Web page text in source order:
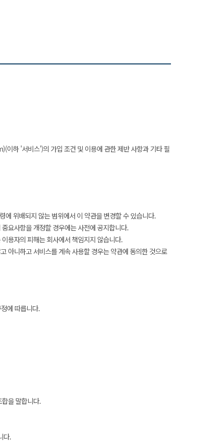
하 '서비스')의 가입 조건 및 이용에 관한 제반 사항과 기타 필
위배되지 않는 범위에서 이 약관을 변경할 수 있습니다.
요사항을 개정할 경우에는 사전에 공지합니다.
용자의 피해는 회사에서 책임지지 않습니다.
아니하고 서비스를 계속 사용할 경우는 약관에 동의한 것으로
에 따릅니다.
을 말합니다.
다.